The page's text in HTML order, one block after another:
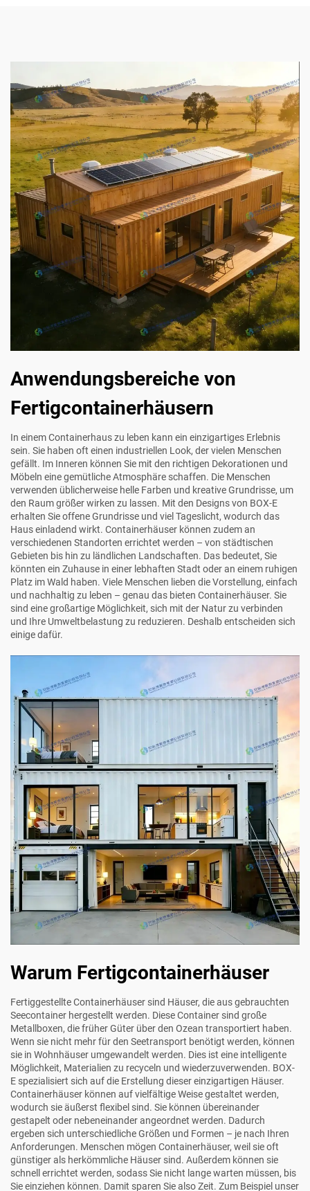
Anwendungsbereiche von
Fertigcontainerhäusern
In einem Containerhaus zu leben kann ein einzigartiges Erlebnis
sein. Sie haben oft einen industriellen Look, der vielen Menschen
gefällt. Im Inneren können Sie mit den richtigen Dekorationen und
Möbeln eine gemütliche Atmosphäre schaffen. Die Menschen
verwenden üblicherweise helle Farben und kreative Grundrisse, um
den Raum größer wirken zu lassen. Mit den Designs von BOX-E
erhalten Sie offene Grundrisse und viel Tageslicht, wodurch das
Haus einladend wirkt. Containerhäuser können zudem an
verschiedenen Standorten errichtet werden – von städtischen
Gebieten bis hin zu ländlichen Landschaften. Das bedeutet, Sie
könnten ein Zuhause in einer lebhaften Stadt oder an einem ruhigen
Platz im Wald haben. Viele Menschen lieben die Vorstellung, einfach
und nachhaltig zu leben – genau das bieten Containerhäuser. Sie
sind eine großartige Möglichkeit, sich mit der Natur zu verbinden
und Ihre Umweltbelastung zu reduzieren. Deshalb entscheiden sich
einige dafür.
Warum Fertigcontainerhäuser
Fertiggestellte Containerhäuser sind Häuser, die aus gebrauchten
Seecontainer hergestellt werden. Diese Container sind große
Metallboxen, die früher Güter über den Ozean transportiert haben.
Wenn sie nicht mehr für den Seetransport benötigt werden, können
sie in Wohnhäuser umgewandelt werden. Dies ist eine intelligente
Möglichkeit, Materialien zu recyceln und wiederzuverwenden. BOX-
E spezialisiert sich auf die Erstellung dieser einzigartigen Häuser.
Containerhäuser können auf vielfältige Weise gestaltet werden,
wodurch sie äußerst flexibel sind. Sie können übereinander
gestapelt oder nebeneinander angeordnet werden. Dadurch
ergeben sich unterschiedliche Größen und Formen – je nach Ihren
Anforderungen. Menschen mögen Containerhäuser, weil sie oft
günstiger als herkömmliche Häuser sind. Außerdem können sie
schnell errichtet werden, sodass Sie nicht lange warten müssen, bis
Sie einziehen können. Damit sparen Sie also Zeit. Zum Beispiel unser